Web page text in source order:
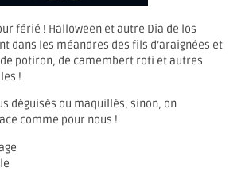
férié ! Halloween et autre Dia de los
dans les méandres des fils d’araignées et
potiron, de camembert roti et autres
!
déguisés ou maquillés, sinon, on
comme pour nous !